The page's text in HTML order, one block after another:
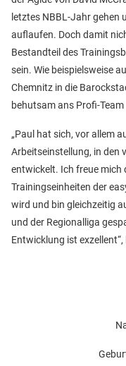
letztes NBBL-Jahr gehen
auflaufen. Doch damit
Bestandteil des
sein. Wie beispielsweise
Chemnitz in die
behutsam ans Profi-
„Paul hat sich, vor allem
Arbeitseinstellung, in den
entwickelt. Ich freue mich
Trainingseinheiten der
wird und bin gleichzeitig
und der Regionalliga
Entwicklung ist